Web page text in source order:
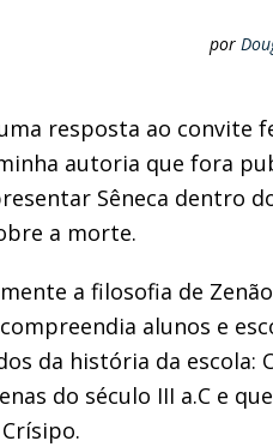
por
resposta ao convite
autoria que fora
Sêneca dentro
a morte.
a filosofia de
alunos e
da história da escola:
do século III a.C e